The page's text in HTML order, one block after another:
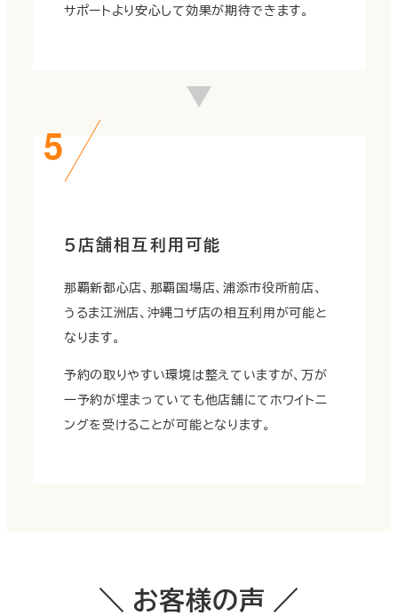
サポートより安心して効果が期待できます。
５店舗相互利用可能
那覇新都心店、那覇国場店、浦添市役所前店、
うるま江洲店、沖縄コザ店の相互利用が可能と
なります。
予約の取りやすい環境は整えていますが、万が
一予約が埋まっていても他店舗にてホワイトニ
ングを受けることが可能となります。
＼ お客様の声 ／